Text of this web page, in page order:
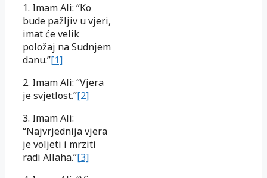
1. Imam Ali: “Ko
bude pažljiv u vjeri,
imat će velik
položaj na Sudnjem
danu.”[1]
2. Imam Ali: “Vjera
je svjetlost.”[2]
3. Imam Ali:
“Najvrjednija vjera
je voljeti i mrziti
radi Allaha.”[3]